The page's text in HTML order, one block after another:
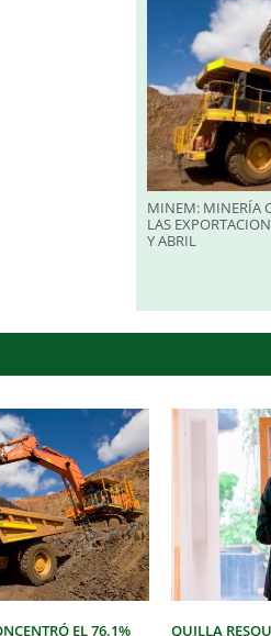
MINEM: MINERÍA
LAS
Y ABRIL
EL 76.1%
QUILLA